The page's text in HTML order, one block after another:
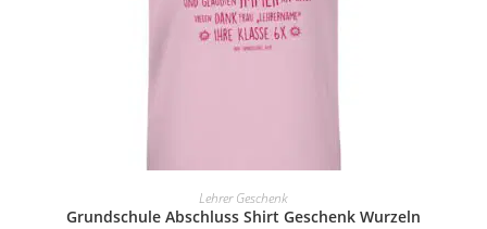
AUSFÜHRUNG WÄHLEN
Lehrer Geschenk
Grundschule Abschluss Shirt Geschenk Wurzeln